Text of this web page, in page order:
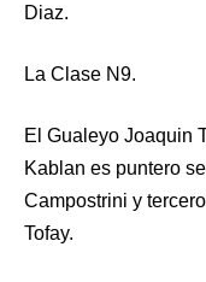
Diaz.
La Clase N9.
El Gualeyo Joaquin
Kablan es puntero
Campostrini y
Tofay.